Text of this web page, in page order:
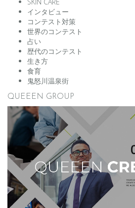
インタビュー
コンテスト対策
世界のコンテスト
占い
歴代のコンテスト
生き方
食育
鬼怒川温泉街
QUEEEN GROUP